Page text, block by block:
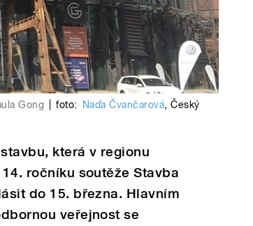
Gong foto: Naďa Čvančarová,Český
která v regionu
ročníku soutěže Stavba
do 15. března. Hlavním
veřejnost se